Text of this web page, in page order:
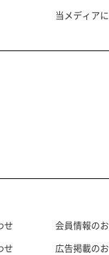
当メディア
せ
せ
会員情報の
広告掲載の